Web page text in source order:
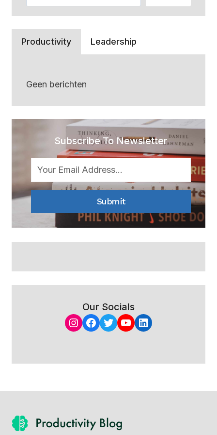
Productivity Leadership
Geen berichten
Subscribe To Newsletter
Submit
Our Socials
Instagram
Facebook
Twitter
YouTube
LinkedIn